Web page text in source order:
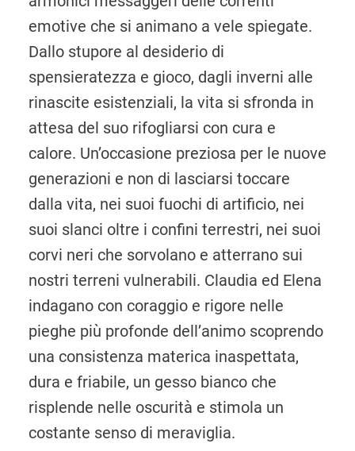
emotive che si animano a vele spiegate.
Dallo stupore al desiderio di
spensieratezza e gioco, dagli inverni alle
rinascite esistenziali, la vita si sfronda in
attesa del suo rifogliarsi con cura e
calore. Un’occasione preziosa per le nuove
generazioni e non di lasciarsi toccare
dalla vita, nei suoi fuochi di artificio, nei
suoi slanci oltre i confini terrestri, nei suoi
corvi neri che sorvolano e atterrano sui
nostri terreni vulnerabili. Claudia ed Elena
indagano con coraggio e rigore nelle
pieghe più profonde dell’animo scoprendo
una consistenza materica inaspettata,
dura e friabile, un gesso bianco che
risplende nelle oscurità e stimola un
costante senso di meraviglia.